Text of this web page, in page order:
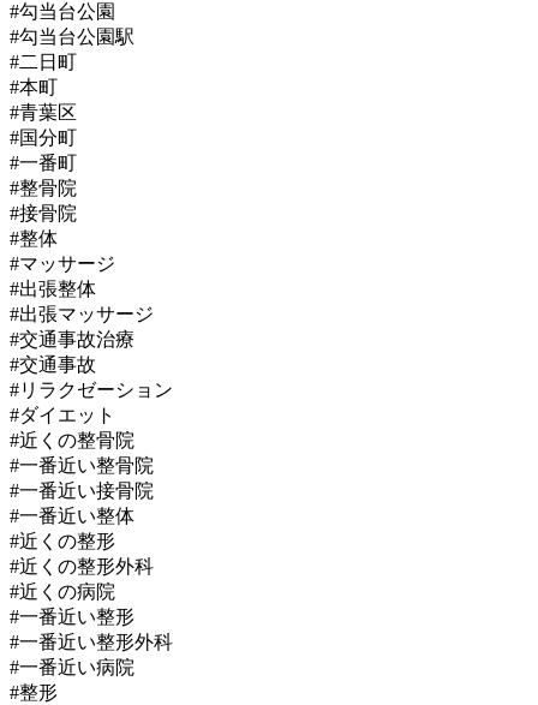
#勾当台公園
#勾当台公園駅
#二日町
#本町
#青葉区
#国分町
#一番町
#整骨院
#接骨院
#整体
#マッサージ
#出張整体
#出張マッサージ
#交通事故治療
#交通事故
#リラクゼーション
#ダイエット
#近くの整骨院
#一番近い整骨院
#一番近い接骨院
#一番近い整体
#近くの整形
#近くの整形外科
#近くの病院
#一番近い整形
#一番近い整形外科
#一番近い病院
#整形